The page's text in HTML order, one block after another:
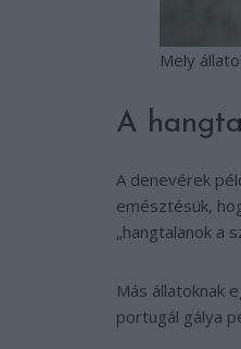
Mely
A
A denevérek
emésztésük,
„hangtalanok a
Más állatoknak
portugál gálya